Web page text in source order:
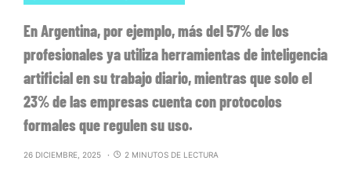
En Argentina, por ejemplo, más del 57% de los
profesionales ya utiliza herramientas de inteligencia
artificial en su trabajo diario, mientras que solo el
23% de las empresas cuenta con protocolos
formales que regulen su uso.
26 DICIEMBRE, 2025 2 MINUTOS DE LECTURA